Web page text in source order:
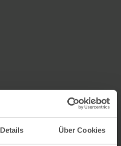
Details Über Cookies